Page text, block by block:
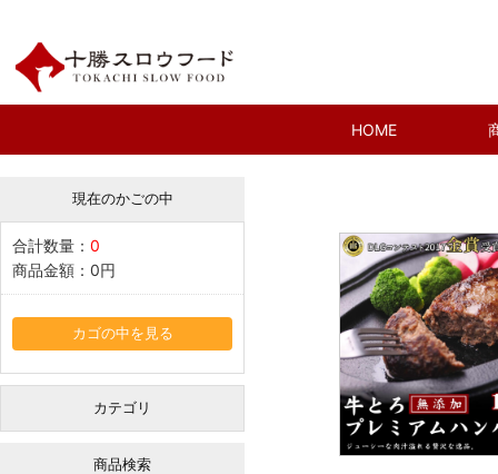
HOME
現在のかごの中
合計数量： 0
商品金額： 0円
カゴの中を見る
カテゴリ
商品検索